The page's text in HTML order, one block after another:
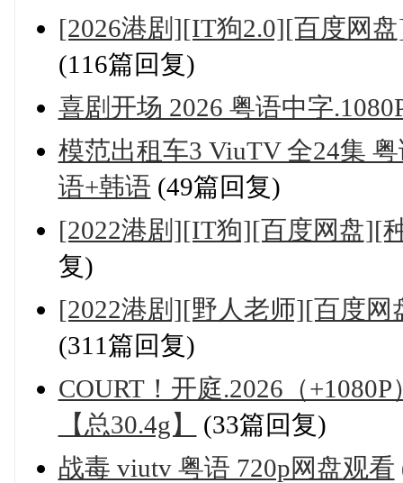
[2026港剧][IT狗2.0][百度网
(116篇回复)
喜剧开场 2026 粤语中字
模范出租车3 ViuTV 全24集
语+韩语 (49篇回复)
[2022港剧][IT狗][百度网盘][
复)
[2022港剧][野人老师][百度
(311篇回复)
COURT！开庭.2026（
【总30.4g】
(33篇回复)
战毒 viutv 粤语 720p网盘观看